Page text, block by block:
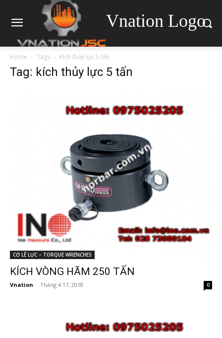
Vnation Logo
Home Tags Kích thủy lực 5 tấn
Tag: kích thủy lực 5 tấn
CỜ LÊ LỰC – TORQUE WRENCHES
KÍCH VÒNG HÃM 250 TẤN
Vnation - Tháng 4 17, 2018 0